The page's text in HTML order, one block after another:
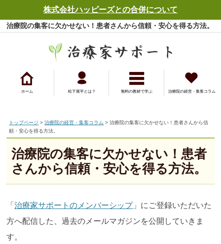
治療院の集客に欠かせない！患者さんから信頼・安心を得る方法。
ホーム 松下展平とは？ 無料の教材で学ぶ 治療院の経営・集客コラム
トップページ >治療院の経営・集客コラム > 治療院の集客に欠かせない！患者さんから信
頼・安心を得る方法。
治療院の集客に欠かせない！患者
さんから信頼・安心を得る方法。
「治療家サポートのメンバーシップ」にご登録いただいた
方へ配信した、過去のメールマガジンを公開していきま
す。
株式会社ハッピーズとの合併について